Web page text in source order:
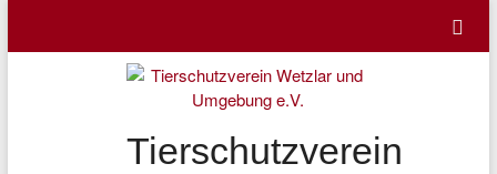
content
Tierschutzverein